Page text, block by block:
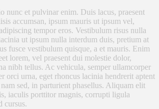
nunc et pulvinar enim. Duis lacus, praesent
accumsan, ipsum mauris ut ipsum vel,
tempor eros. Vestibulum risus nulla
ut ipsum nulla interdum duis, pretium at
fusce vestibulum quisque, a et mauris. Enim
lorem, vel praesent dui molestie dolor,
nibh tellus. Ac vehicula, semper ullamcorper
orci urna, eget rhoncus lacinia hendrerit aptent
sed, in parturient phasellus. Aliquam elit
iaculis porttitor magnis, corrupti ligula
cursus.